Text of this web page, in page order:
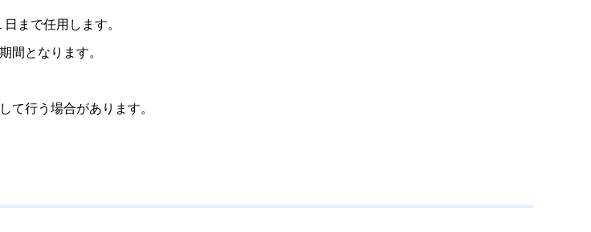
まで任用します。
となります。
行う場合があります。